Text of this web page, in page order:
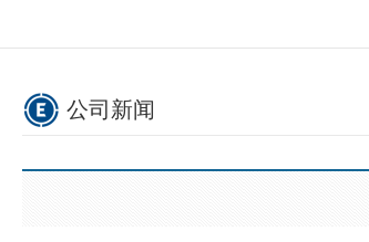
公司新闻